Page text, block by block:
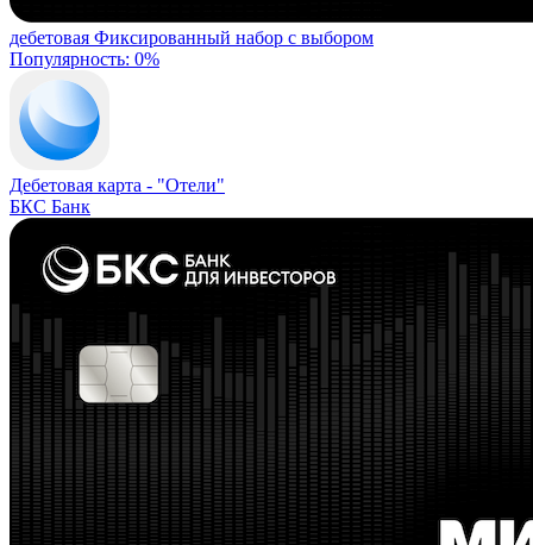
дебетовая Фиксированный набор с выбором
Популярность: 0%
Дебетовая карта - "Отели"
БКС Банк